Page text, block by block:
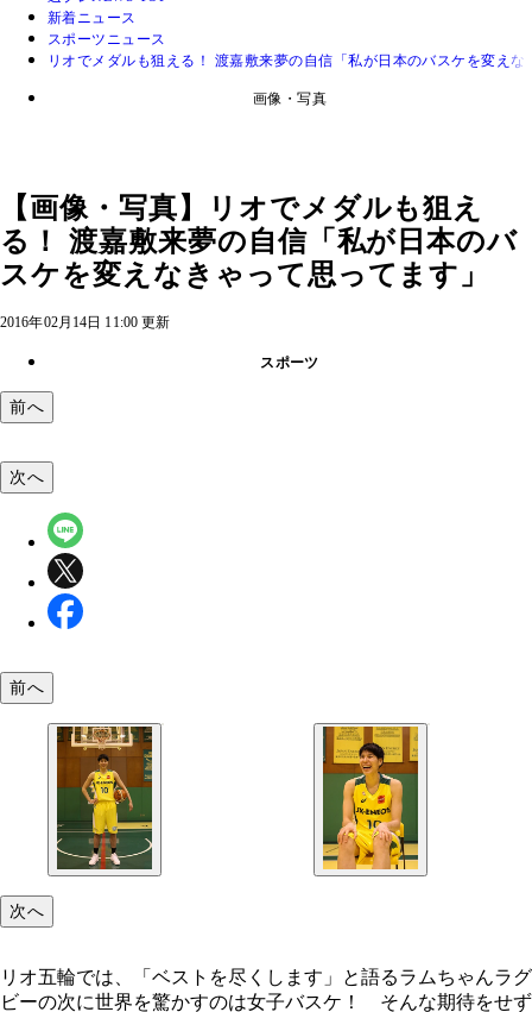
新着ニュース
スポーツニュース
リオでメダルも狙える！ 渡嘉敷来夢の自信「私が日本のバスケを変え
画像・写真
【画像・写真】リオでメダルも狙え
る！ 渡嘉敷来夢の自信「私が日本のバ
スケを変えなきゃって思ってます」
2016年02月14日 11:00 更新
スポーツ
前へ
次へ
前へ
次へ
リオ五輪では、「ベストを尽くします」と語るラムちゃんラグ
ビーの次に世界を驚かすのは女子バスケ！ そんな期待をせず